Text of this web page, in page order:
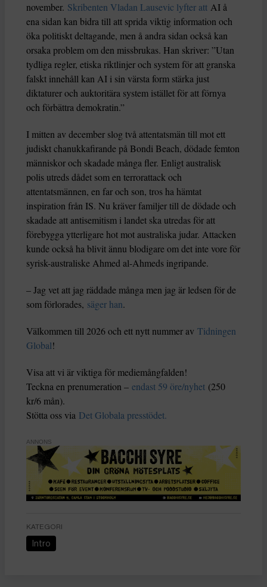
november. Skribenten Vladan Lausevic lyfter att AI å
ena sidan kan bidra till att sprida viktig information och
öka politiskt deltagande, men å andra sidan också kan
orsaka problem om den missbrukas. Han skriver: ”Utan
tydliga regler, etiska riktlinjer och system för att granska
falskt innehåll kan AI i sin värsta form stärka just
diktaturer och auktoritära system istället för att förnya
och förbättra demokratin.”
I mitten av december slog två attentatsmän till mot ett
judiskt chanukkafirande på Bondi Beach, dödade femton
människor och skadade många fler. Enligt australisk
polis utreds dådet som en terrorattack och
attentatsmännen, en far och son, tros ha hämtat
inspiration från IS. Nu kräver familjer till de dödade och
skadade att antisemitism i landet ska utredas för att
förebygga ytterligare hot mot australiska judar. Attacken
kunde också ha blivit ännu blodigare om det inte vore för
syrisk-australiske Ahmed al-Ahmeds ingripande.
– Jag vet att jag räddade många men jag är ledsen för de
som förlorades, säger han.
Välkommen till 2026 och ett nytt nummer av Tidningen
Global!
Visa att vi är viktiga för mediemångfalden!
Teckna en prenumeration – endast 59 öre/nyhet (250
kr/6 mån).
Stötta oss via Det Globala presstödet.
ANNONS
KATEGORI
Intro